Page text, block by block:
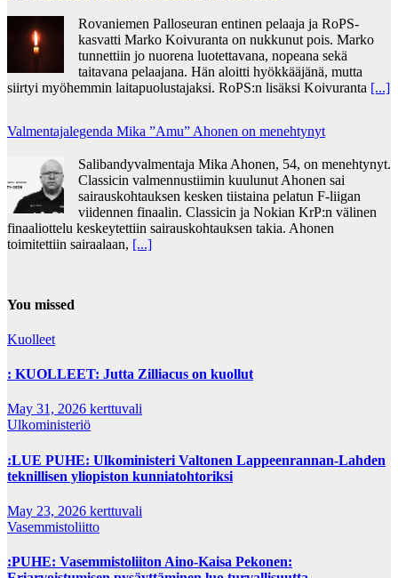
Rovaniemen Palloseuran entinen pelaaja ja RoPS-
kasvatti Marko Koivuranta on nukkunut pois. Marko
tunnettiin jo nuorena luotettavana, nopeana sekä
taitavana pelaajana. Hän aloitti hyökkääjänä, mutta
siirtyi myöhemmin laitapuolustajaksi. RoPS:n lisäksi Koivuranta [...]
Valmentajalegenda Mika ”Amu” Ahonen on menehtynyt
Salibandyvalmentaja Mika Ahonen, 54, on menehtynyt.
Classicin valmennustiimin kuulunut Ahonen sai
sairauskohtauksen kesken tiistaina pelatun F-liigan
viidennen finaalin. Classicin ja Nokian KrP:n välinen
finaaliottelu keskeytettiin sairauskohtauksen takia. Ahonen
toimitettiin sairaalaan, [...]
You missed
Kuolleet
: KUOLLEET: Jutta Zilliacus on kuollut
May 31, 2026 kerttuvali
Ulkoministeriö
:LUE PUHE: Ulkoministeri Valtonen Lappeenrannan-Lahden
teknillisen yliopiston kunniatohtoriksi
May 23, 2026 kerttuvali
Vasemmistoliitto
:PUHE: Vasemmistoliiton Aino-Kaisa Pekonen: